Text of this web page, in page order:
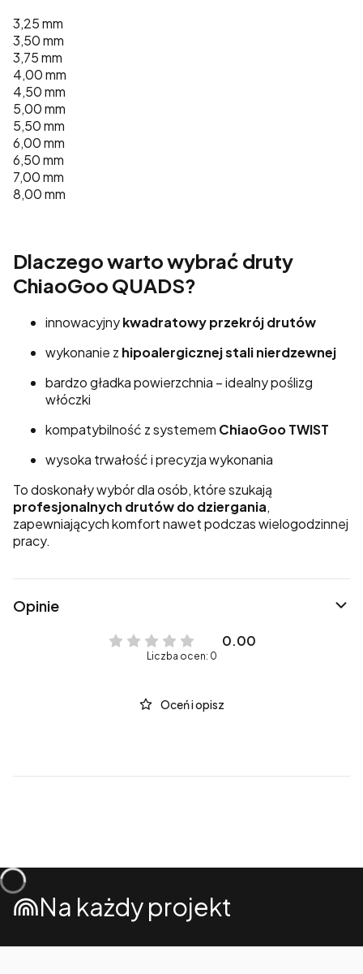
3,25 mm
3,50 mm
3,75 mm
4,00 mm
4,50 mm
5,00 mm
5,50 mm
6,00 mm
6,50 mm
7,00 mm
8,00 mm
Dlaczego warto wybrać druty
ChiaoGoo QUADS?
innowacyjnykwadratowy przekrój drutów
wykonanie z hipoalergicznej stali nierdzewnej
bardzo gładka powierzchnia – idealny poślizg
włóczki
kompatybilność z systemem ChiaoGoo TWIST
wysoka trwałość i precyzja wykonania
To doskonały wybór dla osób, które szukają
profesjonalnych drutów do dziergania,
zapewniających komfort nawet podczas wielogodzinnej
pracy.
Opinie
0.00
Liczba ocen: 0
Oceń i opisz
Na każdy projekt